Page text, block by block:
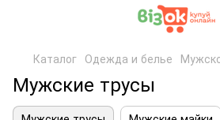
Каталог Одежда и белье
Мужские трусы